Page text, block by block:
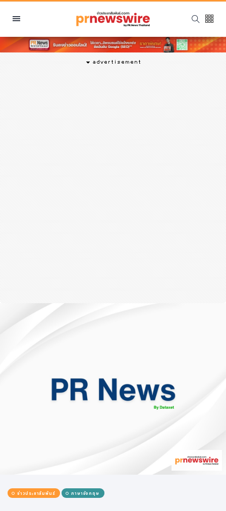
หมวดหมู่
พีอาร์ นิวส์ไวร์
สินค้า, บริการ
โปรโมชั่น
งานอีเว้นท์
รีวิว
บันเทิง
นักแสดง, นักร้อง, โมเดล
อินฟลูเอนเซอร์
ไลฟ์สไตล์
ความงาม
แฟชั่น
สุขภาพ
กีฬา
อาหาร, เครื่องดื่ม
ท่องเที่ยว
โรงแรม, ที่พัก
บ้าน, คอนโด, อสังหาฯ
โทรศัพท์มือถือ
ธุรกิจ, สังคม
ข่าวประชาสัมพันธ์ ภาษาอังกฤษ